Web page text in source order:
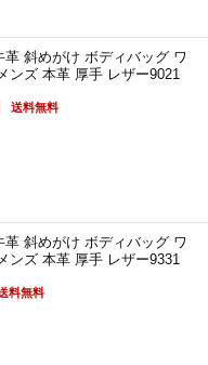
革 斜めがけ ボディバッグ ワ
ンズ 本革 厚手 レザー9021
送料無料
革 斜めがけ ボディバッグ ワ
ンズ 本革 厚手 レザー9331
料無料